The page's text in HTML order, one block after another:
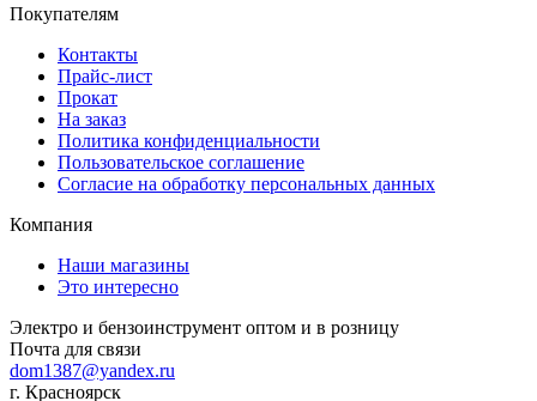
Покупателям
Контакты
Прайс-лист
Прокат
На заказ
Политика конфиденциальности
Пользовательское соглашение
Согласие на обработку персональных данных
Компания
Наши магазины
Это интересно
Электро и бензоинструмент оптом и в розницу
Почта для связи
dom1387@yandex.ru
г. Красноярск